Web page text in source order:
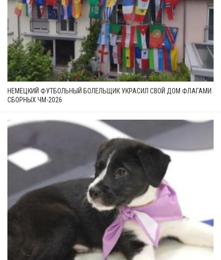
НЕМЕЦКИЙ ФУТБОЛЬНЫЙ БОЛЕЛЬЩИК УКРАСИЛ СВОЙ ДОМ ФЛАГАМИ
СБОРНЫХ ЧМ-2026